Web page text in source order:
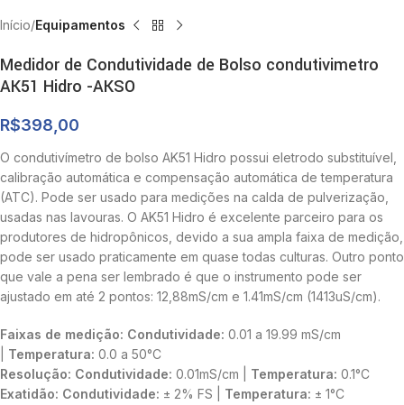
Início Equipamentos
Medidor de Condutividade de Bolso condutivimetro
AK51 Hidro -AKSO
R$398,00
O condutivímetro de bolso AK51 Hidro possui eletrodo substituível,
calibração automática e compensação automática de temperatura
(ATC). Pode ser usado para medições na calda de pulverização,
usadas nas lavouras. O AK51 Hidro é excelente parceiro para os
produtores de hidropônicos, devido a sua ampla faixa de medição,
pode ser usado praticamente em quase todas culturas. Outro ponto
que vale a pena ser lembrado é que o instrumento pode ser
ajustado em até 2 pontos: 12,88mS/cm e 1.41mS/cm (1413uS/cm).
Faixas de medição: Condutividade: 0.01 a 19.99 mS/cm
Temperatura: 0.0 a 50°C
Resolução: Condutividade: 0.01mS/cm | Temperatura: 0.1°C
Exatidão: Condutividade: ± 2% FS | Temperatura: ± 1°C